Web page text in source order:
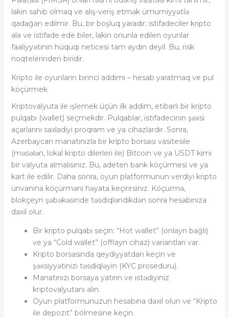
lakin sahib olmaq ve alış-veriş etmək ümumiyyətlə
qadağan edilmir. Bu, bir boşluq yaradır: istifadeciler kripto
ala ve istifade ede biler, lakin onunla edilen oyunlar
faaliyyətinin hüquqi neticesi tam aydın deyil. Bu, risk
noqtelerinden biridir.
Kripto ile oyunların birinci addimi – hesab yaratmaq ve pul
köçürmek
Kriptovalyuta ile işlemek üçün ilk addim, etibarlı bir kripto
pulqabı (wallet) seçmekdir. Pulqablar, istifadecinin şəxsi
açarlarını saxladiyi proqram ve ya cihazlardır. Sonra,
Azerbaycan manatınızla bir kripto borsası vasitesile
(məsələn, lokal kripto dilerleri ile) Bitcoin ve ya USDT kimi
bir valyuta almalısınız. Bu, adeten bank köçürmesi ve ya
kart ile edilir. Daha sonra, oyun platformunun verdiyi kripto
ünvanına köçürməni həyata keçirirsiniz. Köçürmə,
blokçeyn şəbəkəsinde təsdiqləndikdən sonra hesabınıza
daxil olur.
Bir kripto pulqabı seçin: “Hot wallet” (onlayn bağlı)
ve ya “Cold wallet” (offlayn cihaz) variantları var.
Kripto borsasında qeydiyyatdan keçin ve
şəxsiyyətinizi təsdiqləyin (KYC proseduru).
Manatınızı borsaya yatırın ve istədiyiniz
kriptovalyutanı alın.
Oyun platformunuzun hesabına daxil olun ve “Kripto
ile depozit” bölmesine keçin.